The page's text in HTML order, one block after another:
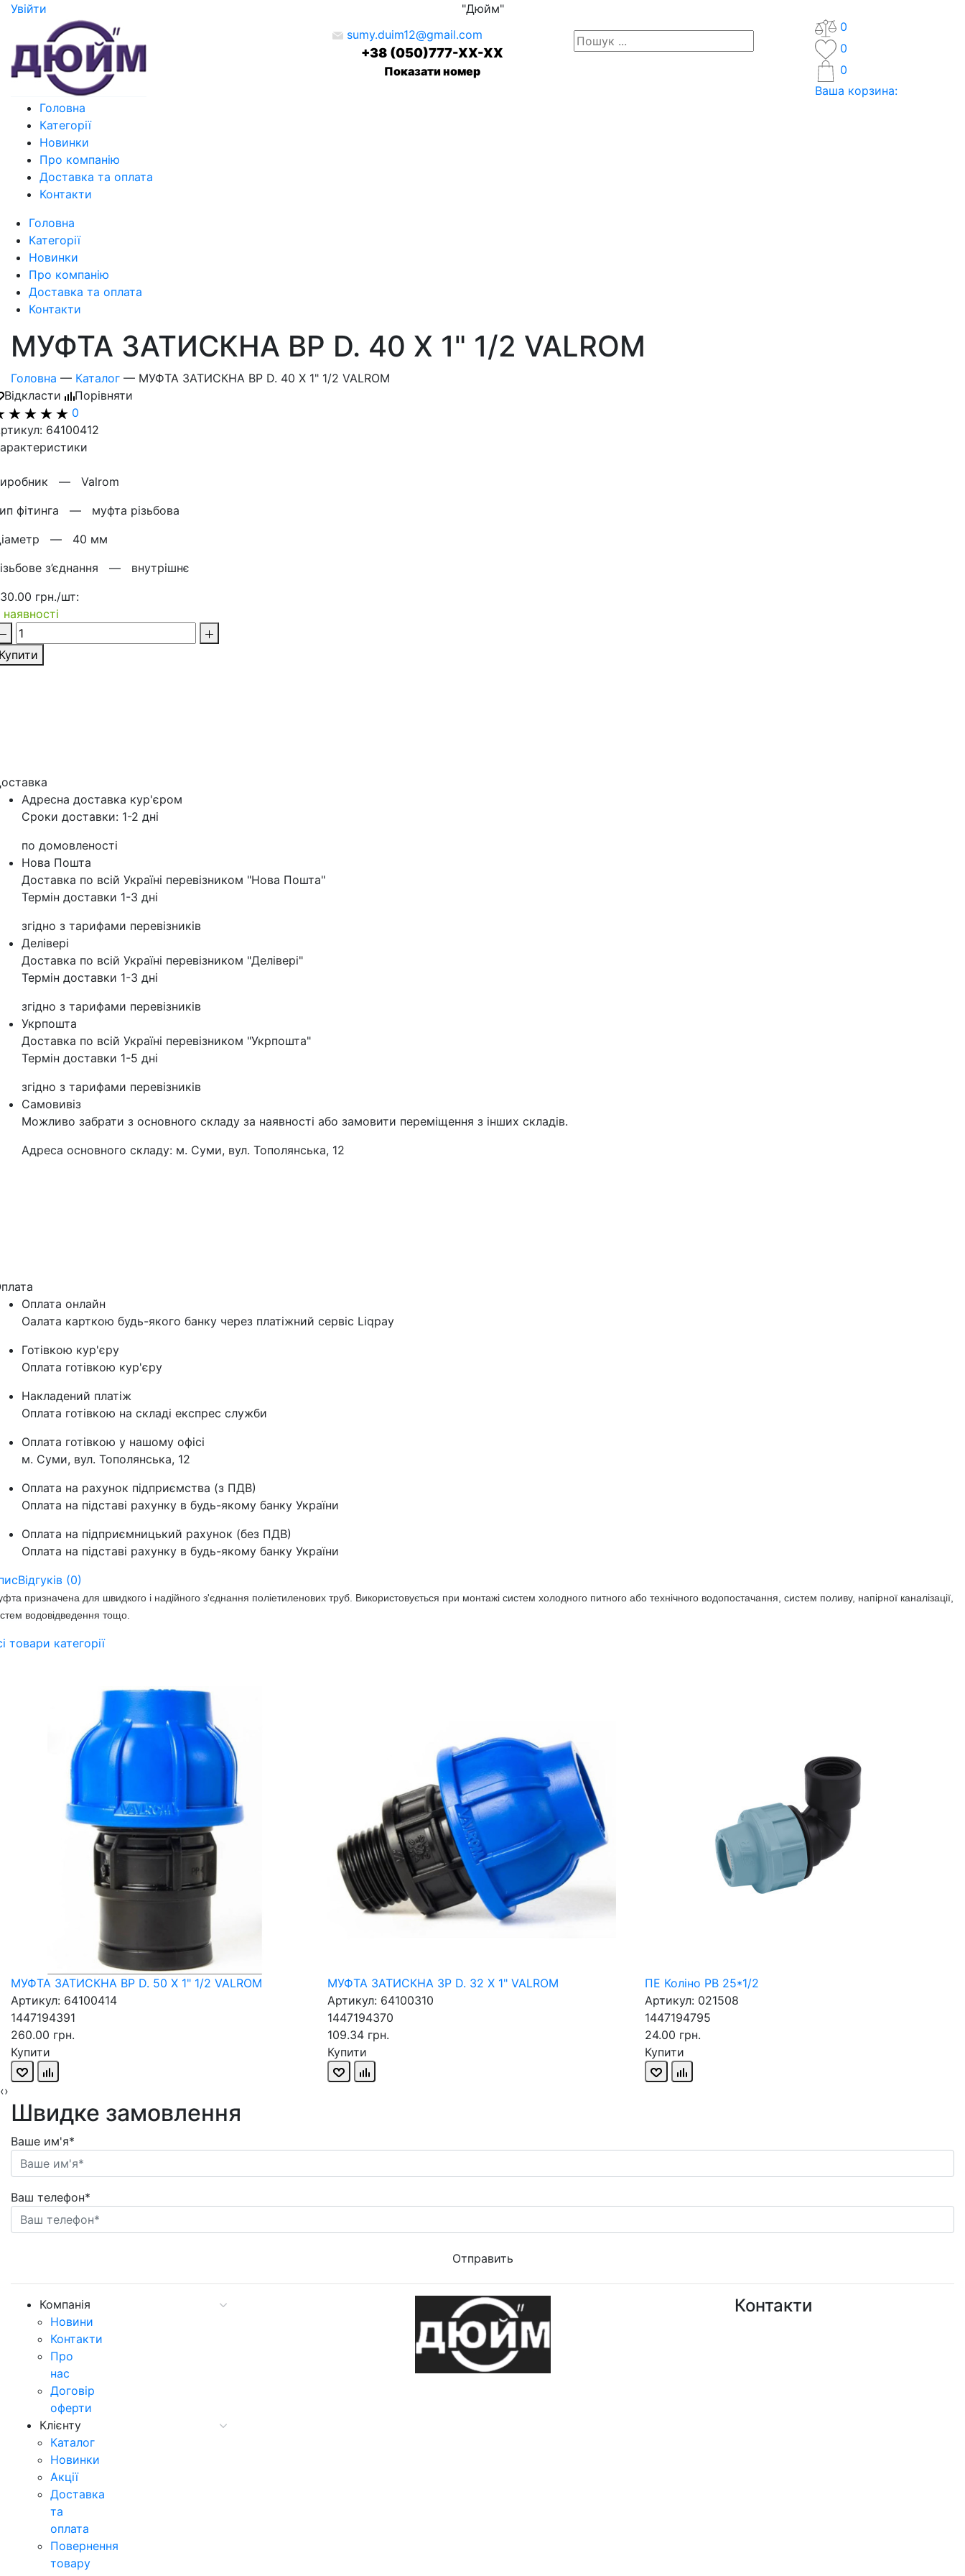
Увiйти
"Дюйм"
sumy.duim12@gmail.com
+38 (050)777-XX-XX
Показати номер
0
0
0
Ваша корзина:
Головна
Категорії
Новинки
Про компанію
Доставка та оплата
Контакти
Головна
Категорії
Новинки
Про компанію
Доставка та оплата
Контакти
МУФТА ЗАТИСКНА ВР D. 40 X 1" 1/2 VALROM
Головна — Каталог — МУФТА ЗАТИСКНА ВР D. 40 X 1" 1/2 VALROM
Відкласти
Порівняти
0
64100412
— Valrom
фітинга — муфта різьбова
— 40 мм
з’єднання — внутрішнє
грн./шт:
Адресна доставка кур'‎єром
Сроки доставки: 1-2 дні
по домовленості
Нова Пошта
Доставка по всій Україні перевізником "Нова Пошта"
Термін доставки 1-3 дні
згідно з тарифами перевізників
Делівері
Доставка по всій Україні перевізником "Делівері"
Термін доставки 1-3 дні
згідно з тарифами перевізників
Укрпошта
Доставка по всій Україні перевізником "Укрпошта"
Термін доставки 1-5 дні
згідно з тарифами перевізників
Самовивіз
Можливо забрати з основного складу за наявності або замовити переміщення з інших складів.
Адреса основного складу: м. Суми, вул. Тополянська, 12
Оплата онлайн
Оалата карткою будь-якого банку через платіжний сервіс Liqpay
Готівкою кур'єру
Оплата готівкою кур'єру
Накладений платіж
Оплата готівкою на складі експрес служби
Оплата готівкою у нашому офісі
м. Суми, вул. Тополянська, 12
Оплата на рахунок підприємства (з ПДВ)
Оплата на підставі рахунку в будь-якому банку України
Оплата на підприємницький рахунок (без ПДВ)
Оплата на підставі рахунку в будь-якому банку України
Відгуків (0)
призначена для швидкого і надійного з'єднання поліетиленових труб. Використовується при монтажі систем холодного питного або технічного водопостачання, систем поливу, напірної каналізації,
водовідведення тощо.
товари категорії
МУФТА ЗАТИСКНА ВР D. 50 X 1" 1/2 VALROM
Артикул: 64100414
1447194391
260.00 грн.
Купити
МУФТА ЗАТИСКНА ЗР D. 32 X 1" VALROM
Артикул: 64100310
1447194370
109.34 грн.
Купити
ПЕ Коліно РВ 25*1/2
Артикул: 021508
1447194795
24.00 грн.
Купити
‹›
Швидке замовлення
Ваше им'я*
Ваш телефон*
Компанія
Новини
Контакти
Про
нас
Договір
оферти
Клієнту
Каталог
Новинки
Акції
Доставка
та
оплата
Повернення
товару
Контакти